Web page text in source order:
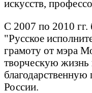
искусств,
С 2007 по 2010 гг.
"Русское
грамоту от мэра
творческую жизнь
России.